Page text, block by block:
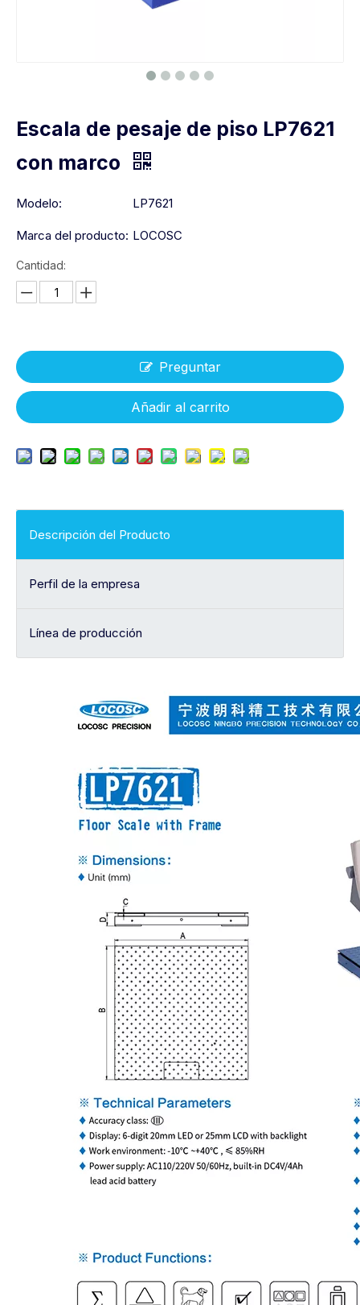
Escala de pesaje de piso LP7621
con marco
Modelo: LP7621
Marca del producto: LOCOSC
Cantidad:
Preguntar
Añadir al carrito
Descripción del Producto
Perfil de la empresa
Línea de producción